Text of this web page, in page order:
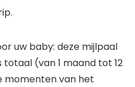
uw baby: deze mijlpaal
(van 1 maand tot 12
momenten van het